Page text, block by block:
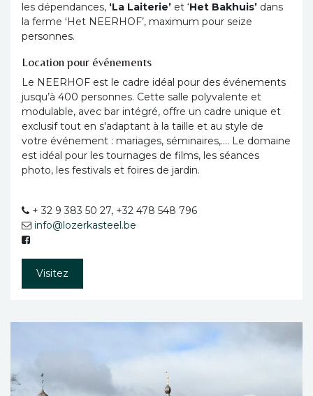
les dépendances, ‘La Laiterie’ et ‘Het Bakhuis’ dans
la ferme ‘Het NEERHOF’, maximum pour seize
personnes.
Location pour événements
Le NEERHOF est le cadre idéal pour des événements
jusqu’à 400 personnes. Cette salle polyvalente et
modulable, avec bar intégré, offre un cadre unique et
exclusif tout en s'adaptant à la taille et au style de
votre événement : mariages, séminaires,…. Le domaine
est idéal pour les tournages de films, les séances
photo, les festivals et foires de jardin.
+ 32 9 383 50 27, +32 478 548 796
info@lozerkasteel.be
Visitez